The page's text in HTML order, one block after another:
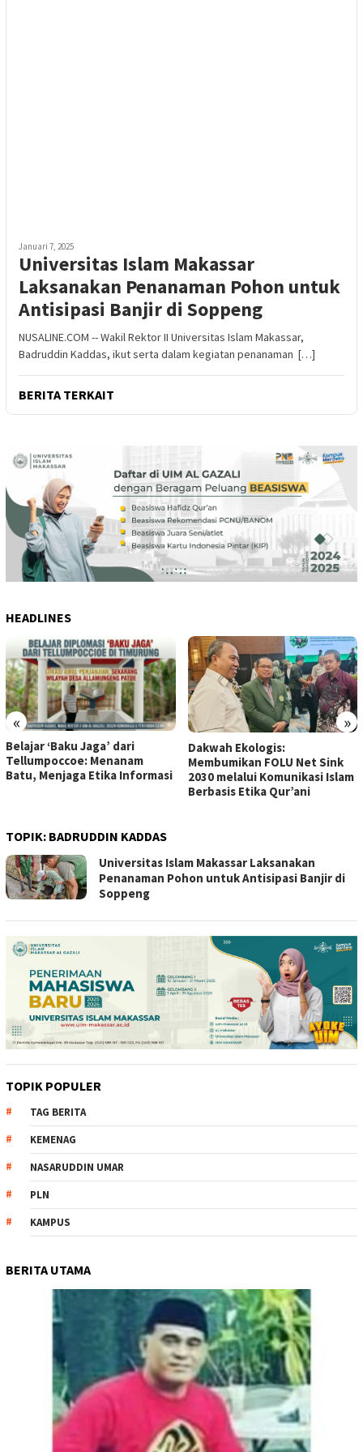
Januari 7, 2025
Universitas Islam Makassar
Laksanakan Penanaman Pohon untuk
Antisipasi Banjir di Soppeng
NUSALINE.COM -- Wakil Rektor II Universitas Islam Makassar,
Badruddin Kaddas, ikut serta dalam kegiatan penanaman […]
BERITA TERKAIT
HEADLINES
« »
Belajar ‘Baku Jaga’ dari
Tellumpoccoe: Menanam
Batu, Menjaga Etika Informasi
Dakwah Ekologis:
Membumikan FOLU Net Sink
2030 melalui Komunikasi Islam
Berbasis Etika Qur’ani
TOPIK: BADRUDDIN KADDAS
Universitas Islam Makassar Laksanakan
Penanaman Pohon untuk Antisipasi Banjir di
Soppeng
TOPIK POPULER
TAG BERITA
KEMENAG
NASARUDDIN UMAR
PLN
KAMPUS
BERITA UTAMA